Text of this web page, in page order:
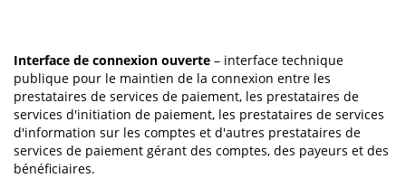
Interface de connexion ouverte – interface technique
publique pour le maintien de la connexion entre les
prestataires de services de paiement, les prestataires de
services d'initiation de paiement, les prestataires de services
d'information sur les comptes et d'autres prestataires de
services de paiement gérant des comptes, des payeurs et des
bénéficiaires.